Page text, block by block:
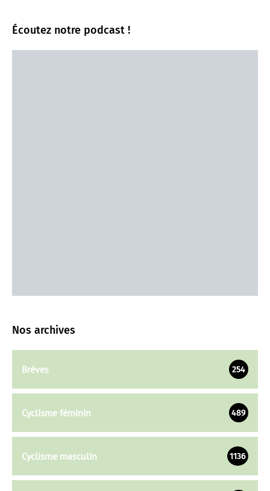
Écoutez notre podcast !
Nos archives
Brèves 254
Cyclisme féminin 489
Cyclisme masculin 1136